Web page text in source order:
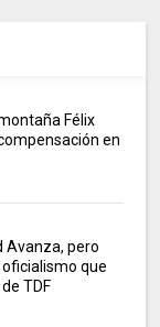
Félix
en
Avanza, pero
que
TDF